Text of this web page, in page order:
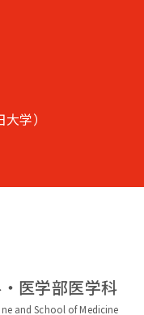
学）
医学部医学科
and School of Medicine